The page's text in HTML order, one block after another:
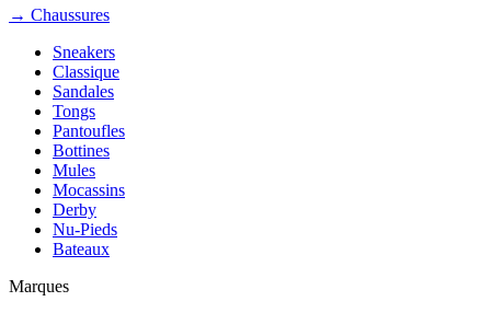
→ Chaussures
Sneakers
Classique
Sandales
Tongs
Pantoufles
Bottines
Mules
Mocassins
Derby
Nu-Pieds
Bateaux
Marques